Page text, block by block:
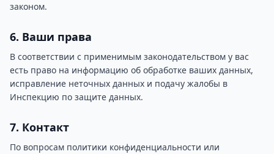
законом.
6. Ваши права
В соответствии с применимым законодательством у вас
есть право на информацию об обработке ваших данных,
исправление неточных данных и подачу жалобы в
Инспекцию по защите данных.
7. Контакт
По вопросам политики конфиденциальности или